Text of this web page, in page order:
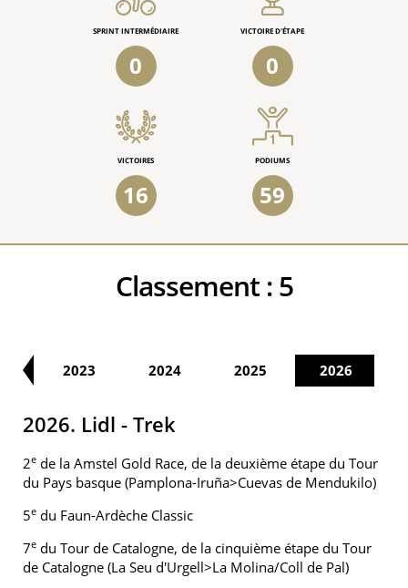
SPRINT INTERMÉDIAIRE
0
VICTOIRE D'ÉTAPE
0
VICTOIRES
16
PODIUMS
59
Classement :5
2023 2024 2025 2026
2026. Lidl - Trek
2e de la Amstel Gold Race, de la deuxième étape du Tour
du Pays basque (Pamplona-Iruña>Cuevas de Mendukilo)
5e du Faun-Ardèche Classic
7e du Tour de Catalogne, de la cinquième étape du Tour
de Catalogne (La Seu d'Urgell>La Molina/Coll de Pal)